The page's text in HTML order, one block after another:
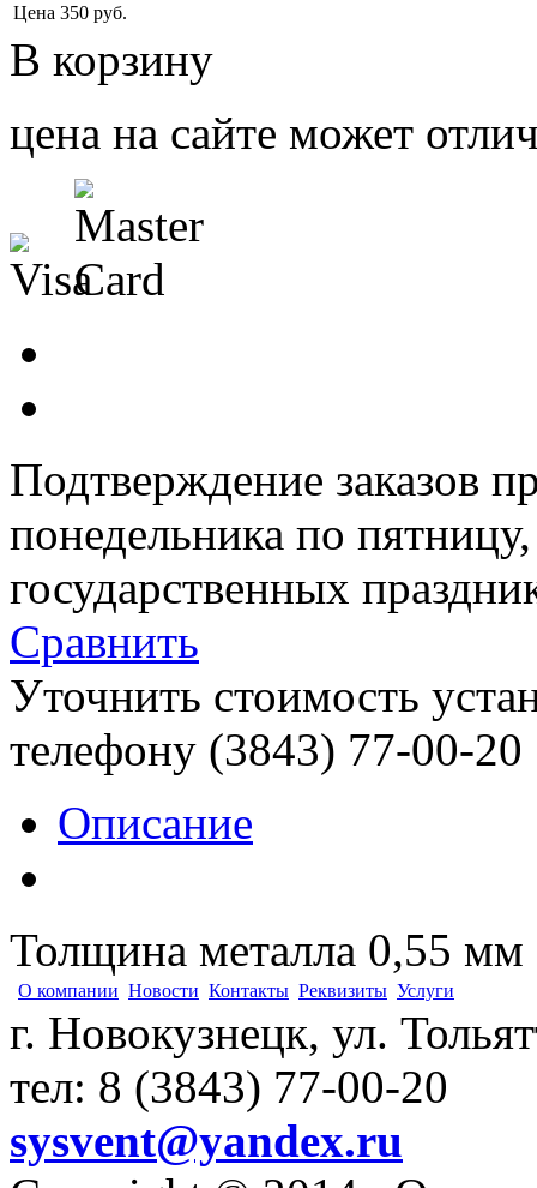
Цена 350 руб.
В корзину
цена на сайте может
Подтверждение заказов
понедельника по
государственных
Сравнить
Уточнить стоимость
телефону (3843) 77-00-20
Описание
Толщина металла 0,55 мм
О компании Новости Контакты Реквизиты Услуги
г. Новокузнецк, ул.
тел: 8 (3843) 77-00-20
sysvent@yandex.ru